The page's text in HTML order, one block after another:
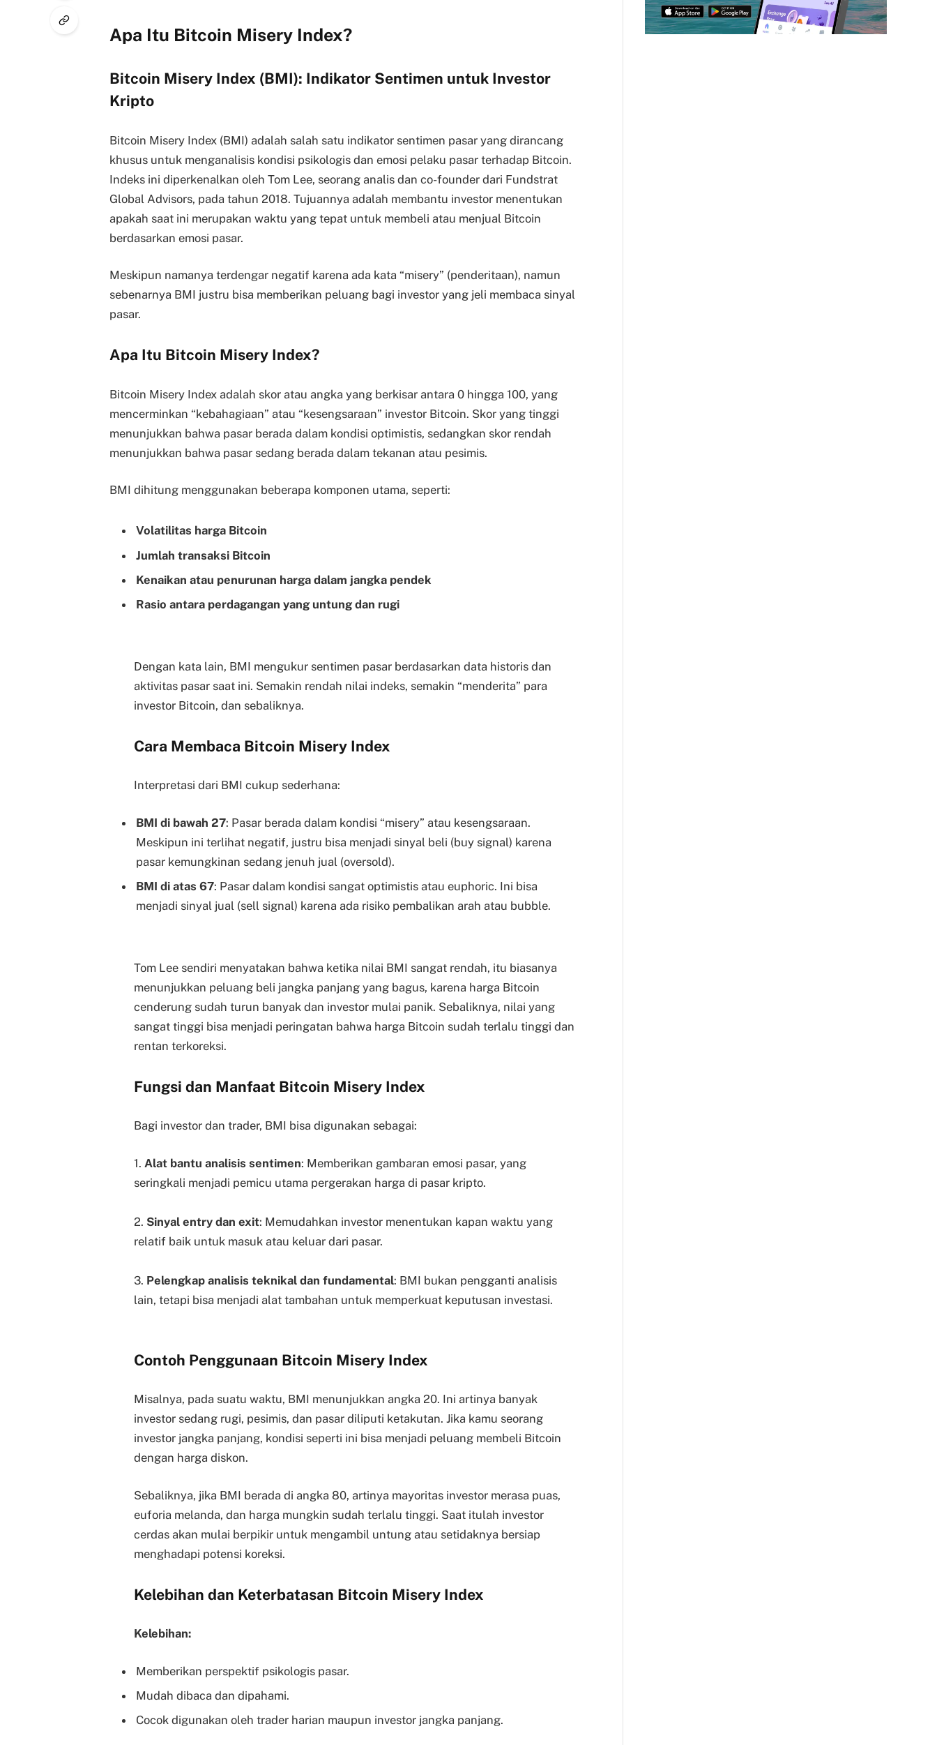
Apa Itu Bitcoin Misery Index?
Bitcoin Misery Index (BMI): Indikator Sentimen untuk Investor
Kripto
Bitcoin Misery Index (BMI) adalah salah satu indikator sentimen pasar yang dirancang
khusus untuk menganalisis kondisi psikologis dan emosi pelaku pasar terhadap Bitcoin.
Indeks ini diperkenalkan oleh Tom Lee, seorang analis dan co-founder dari Fundstrat
Global Advisors, pada tahun 2018. Tujuannya adalah membantu investor menentukan
apakah saat ini merupakan waktu yang tepat untuk membeli atau menjual Bitcoin
berdasarkan emosi pasar.
Meskipun namanya terdengar negatif karena ada kata “misery” (penderitaan), namun
sebenarnya BMI justru bisa memberikan peluang bagi investor yang jeli membaca sinyal
pasar.
Apa Itu Bitcoin Misery Index?
Bitcoin Misery Index adalah skor atau angka yang berkisar antara 0 hingga 100, yang
mencerminkan “kebahagiaan” atau “kesengsaraan” investor Bitcoin. Skor yang tinggi
menunjukkan bahwa pasar berada dalam kondisi optimistis, sedangkan skor rendah
menunjukkan bahwa pasar sedang berada dalam tekanan atau pesimis.
BMI dihitung menggunakan beberapa komponen utama, seperti:
Volatilitas harga Bitcoin
Jumlah transaksi Bitcoin
Kenaikan atau penurunan harga dalam jangka pendek
Rasio antara perdagangan yang untung dan rugi
Dengan kata lain, BMI mengukur sentimen pasar berdasarkan data historis dan
aktivitas pasar saat ini. Semakin rendah nilai indeks, semakin “menderita” para
investor Bitcoin, dan sebaliknya.
Cara Membaca Bitcoin Misery Index
Interpretasi dari BMI cukup sederhana:
BMI di bawah 27: Pasar berada dalam kondisi “misery” atau kesengsaraan.
Meskipun ini terlihat negatif, justru bisa menjadi sinyal beli (buy signal) karena
pasar kemungkinan sedang jenuh jual (oversold).
BMI di atas 67: Pasar dalam kondisi sangat optimistis atau euphoric. Ini bisa
menjadi sinyal jual (sell signal) karena ada risiko pembalikan arah atau bubble.
Tom Lee sendiri menyatakan bahwa ketika nilai BMI sangat rendah, itu biasanya
menunjukkan peluang beli jangka panjang yang bagus, karena harga Bitcoin
cenderung sudah turun banyak dan investor mulai panik. Sebaliknya, nilai yang
sangat tinggi bisa menjadi peringatan bahwa harga Bitcoin sudah terlalu tinggi dan
rentan terkoreksi.
Fungsi dan Manfaat Bitcoin Misery Index
Bagi investor dan trader, BMI bisa digunakan sebagai:
1. Alat bantu analisis sentimen: Memberikan gambaran emosi pasar, yang
seringkali menjadi pemicu utama pergerakan harga di pasar kripto.
2. Sinyal entry dan exit: Memudahkan investor menentukan kapan waktu yang
relatif baik untuk masuk atau keluar dari pasar.
3. Pelengkap analisis teknikal dan fundamental: BMI bukan pengganti analisis
lain, tetapi bisa menjadi alat tambahan untuk memperkuat keputusan investasi.
Contoh Penggunaan Bitcoin Misery Index
Misalnya, pada suatu waktu, BMI menunjukkan angka 20. Ini artinya banyak
investor sedang rugi, pesimis, dan pasar diliputi ketakutan. Jika kamu seorang
investor jangka panjang, kondisi seperti ini bisa menjadi peluang membeli Bitcoin
dengan harga diskon.
Sebaliknya, jika BMI berada di angka 80, artinya mayoritas investor merasa puas,
euforia melanda, dan harga mungkin sudah terlalu tinggi. Saat itulah investor
cerdas akan mulai berpikir untuk mengambil untung atau setidaknya bersiap
menghadapi potensi koreksi.
Kelebihan dan Keterbatasan Bitcoin Misery Index
Kelebihan:
Memberikan perspektif psikologis pasar.
Mudah dibaca dan dipahami.
Cocok digunakan oleh trader harian maupun investor jangka panjang.